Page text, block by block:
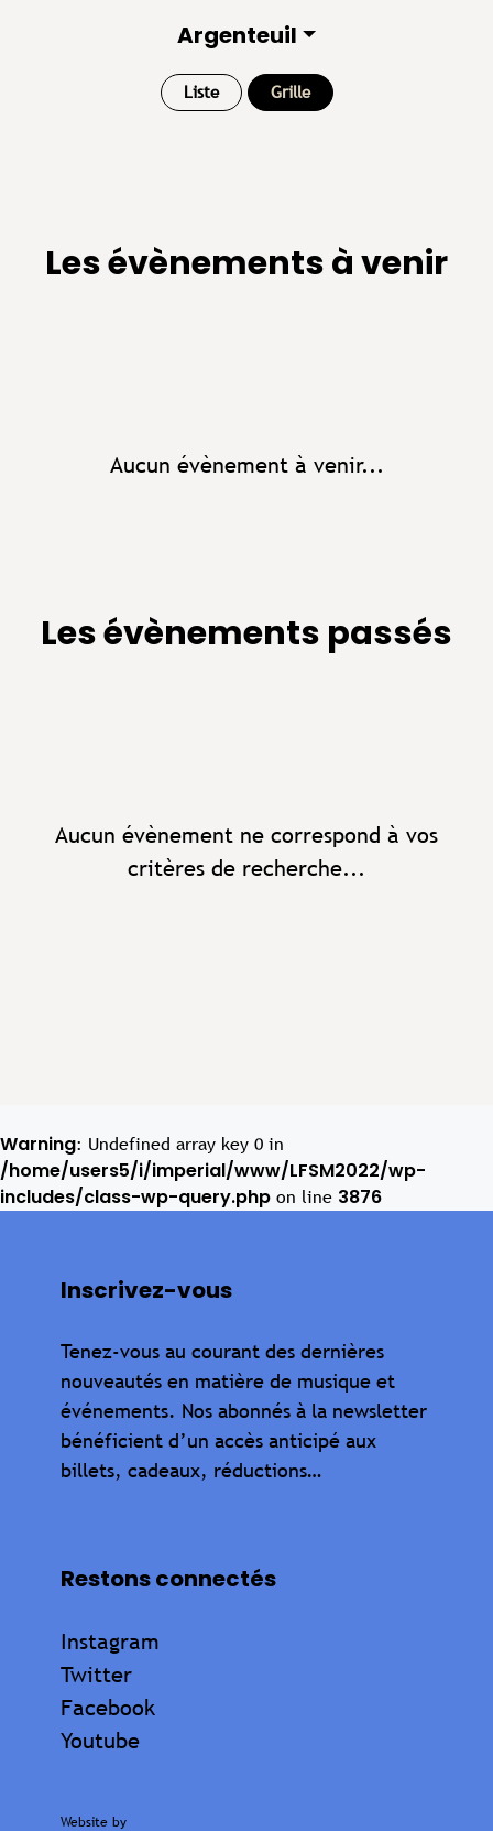
Argenteuil
Liste Grille
Les évènements à venir
Aucun évènement à venir...
Les évènements passés
Aucun évènement ne correspond à vos
critères de recherche...
Warning: Undefined array key 0 in
/home/users5/i/imperial/www/LFSM2022/wp-
includes/class-wp-query.php on line 3876
Inscrivez-vous
Tenez-vous au courant des dernières
nouveautés en matière de musique et
événements. Nos abonnés à la newsletter
bénéficient d’un accès anticipé aux
billets, cadeaux, réductions…
Restons connectés
Instagram
Twitter
Facebook
Youtube
Website by